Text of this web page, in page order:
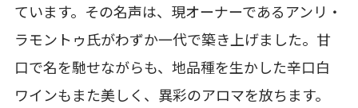
ています。その名声は、現オーナーであるアンリ・
ラモントゥ氏がわずか一代で築き上げました。甘
口で名を馳せながらも、地品種を生かした辛口白
ワインもまた美しく、異彩のアロマを放ちます。